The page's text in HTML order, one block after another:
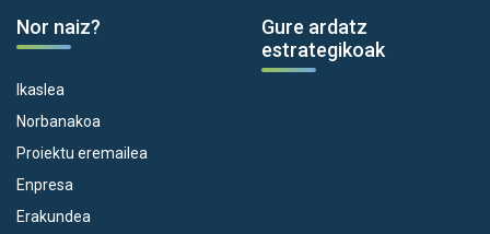
Nor naiz?
Ikaslea
Norbanakoa
Proiektu eremailea
Enpresa
Erakundea
Gure ardatz
estrategikoak